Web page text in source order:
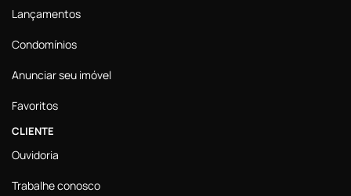
Lançamentos
Condomínios
Anunciar seu imóvel
Favoritos
CLIENTE
Ouvidoria
Trabalhe conosco